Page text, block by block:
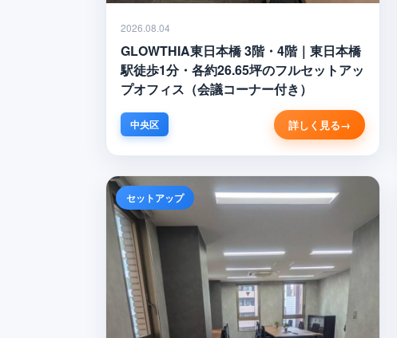
2026.08.04
GLOWTHIA東日本橋 3階・4階｜東日本橋
駅徒歩1分・各約26.65坪のフルセットアッ
プオフィス（会議コーナー付き）
中央区 詳しく見る
セットアップ